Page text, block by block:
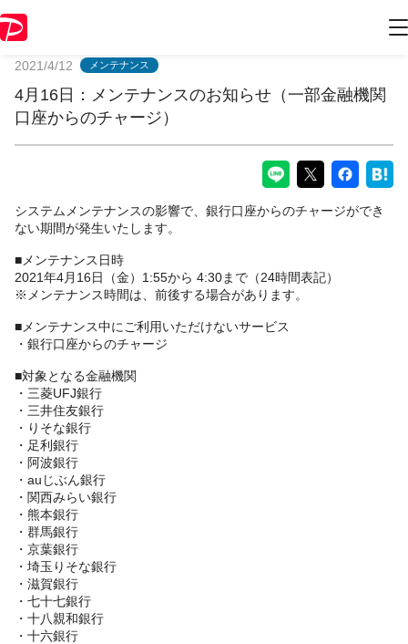
2021/4/12 メンテナンス
4月16日：メンテナンスのお知らせ（一部金融機関
口座からのチャージ）
システムメンテナンスの影響で、銀行口座からのチャージができ
ない期間が発生いたします。
■メンテナンス日時
2021年4月16日（金）1:55から 4:30まで（24時間表記）
※メンテナンス時間は、前後する場合があります。
■メンテナンス中にご利用いただけないサービス
・銀行口座からのチャージ
■対象となる金融機関
・三菱UFJ銀行
・三井住友銀行
・りそな銀行
・足利銀行
・阿波銀行
・auじぶん銀行
・関西みらい銀行
・熊本銀行
・群馬銀行
・京葉銀行
・埼玉りそな銀行
・滋賀銀行
・七十七銀行
・十八親和銀行
・十六銀行